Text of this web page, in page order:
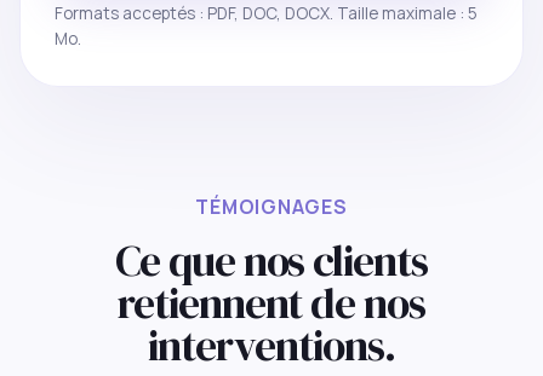
Formats acceptés : PDF, DOC, DOCX. Taille maximale : 5
Mo.
TÉMOIGNAGES
Ce que nos clients
retiennent de nos
interventions.